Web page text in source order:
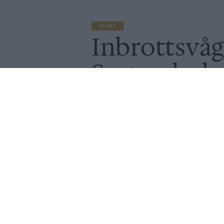
NYHET